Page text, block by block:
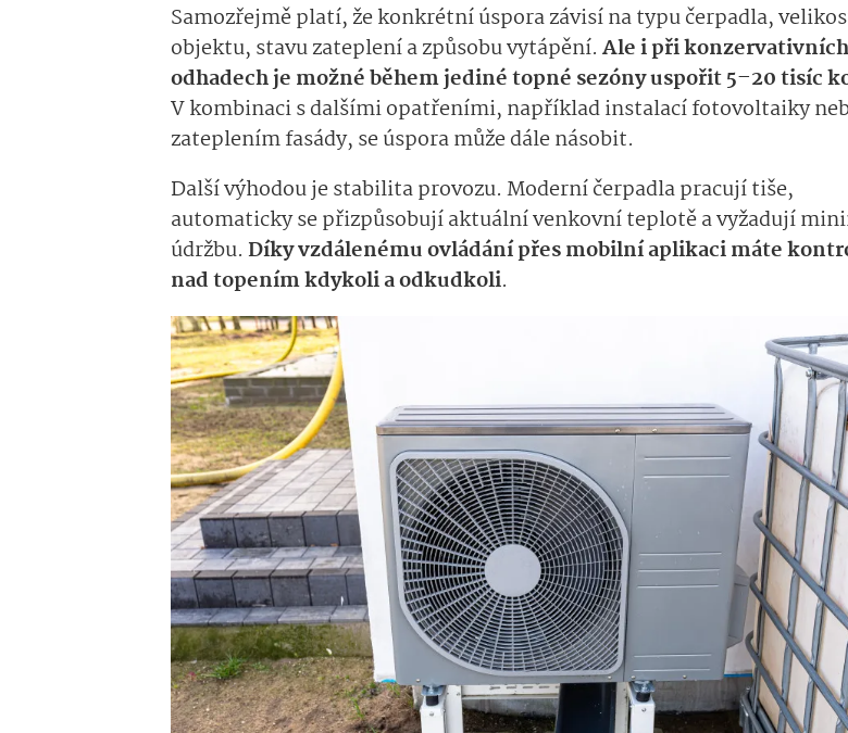
Samozřejmě platí, že konkrétní úspora závisí na typu čerpadla,
objektu, stavu zateplení a způsobu vytápění. Ale i při konzervativních
odhadech je možné během jediné topné sezóny uspořit 5–20 tisíc
V kombinaci s dalšími opatřeními, například instalací fotovoltaiky
zateplením fasády, se úspora může dále násobit.
Další výhodou je stabilita provozu. Moderní čerpadla pracují tiše,
automaticky se přizpůsobují aktuální venkovní teplotě a vyžadují
údržbu. Díky vzdálenému ovládání přes mobilní aplikaci máte
nad topením kdykoli a odkudkoli.